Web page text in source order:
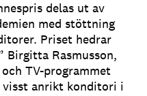
delas ut av
med stöttning
Priset hedrar
Birgitta Rasmusson,
TV-programmet
visst anrikt konditori i